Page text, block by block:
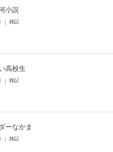
小説
雑記
高校生
雑記
ーなかま
雑記